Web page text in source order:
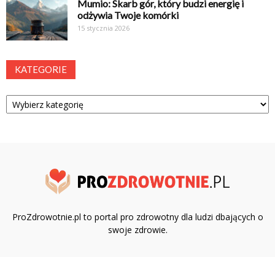
Mumio: Skarb gór, który budzi energię i
odżywia Twoje komórki
15 stycznia 2026
KATEGORIE
Kategorie
ProZdrowotnie.pl to portal pro zdrowotny dla ludzi dbających o
swoje zdrowie.